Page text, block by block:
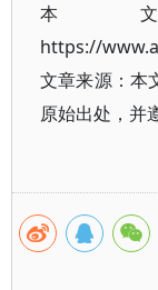
本
https://
文章来源：本
原始出处，并